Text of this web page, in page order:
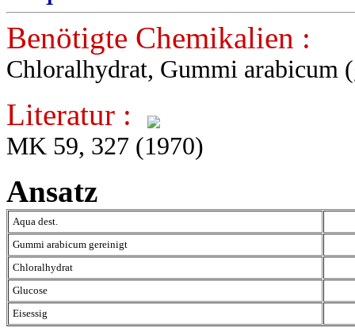
Benötigte Chemikalien :
Chloralhydrat, Gummi arabicum
Literatur :
MK 59, 327 (1970)
Ansatz
Aqua dest.
Gummi arabicum gereinigt
Chloralhydrat
Glucose
Eisessig